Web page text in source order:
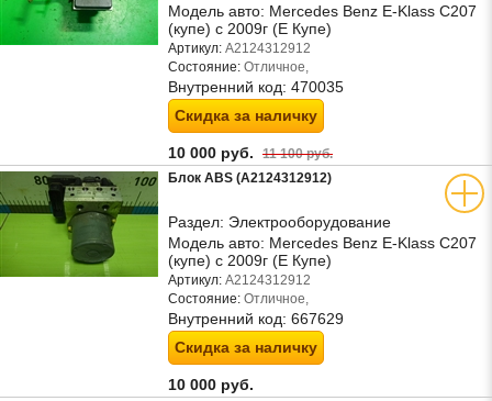
Модель авто: Mercedes Benz E-Klass C207
(купе) с 2009г (Е Купе)
Артикул: A2124312912
Состояние: Отличное,
Внутренний код: 470035
Скидка за наличку
10 000 руб. 11 100 руб.
Блок ABS (A2124312912)
Раздел: Электрооборудование
Модель авто: Mercedes Benz E-Klass C207
(купе) с 2009г (Е Купе)
Артикул: A2124312912
Состояние: Отличное,
Внутренний код: 667629
Скидка за наличку
10 000 руб.